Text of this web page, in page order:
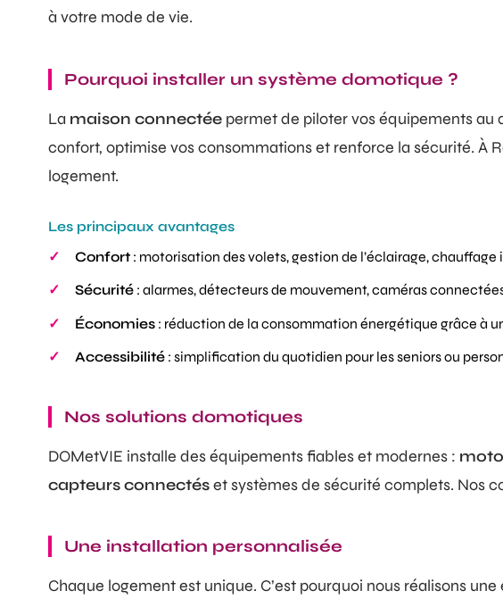
à votre mode de vie.
Pourquoi installer un système domotique ?
La maison connectéepermet de piloter vos équipements au
confort, optimise vos consommations et renforce la sécurité. À
logement.
Les principaux avantages
Confort : motorisation des volets, gestion de l’éclairage,
Sécurité : alarmes, détecteurs de mouvement, caméras
Économies : réduction de la consommation énergétique grâce à
Accessibilité : simplification du quotidien pour les seniors ou
Nos solutions domotiques
DOMetVIE installe des équipements fiables et modernes :
capteurs connectéset systèmes de sécurité complets. Nos
Une installation personnalisée
Chaque logement est unique. C’est pourquoi nous réalisons